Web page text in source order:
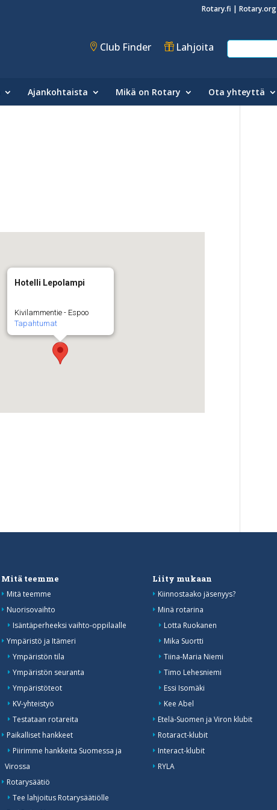
Rotary.fi | Rotary.org
Club Finder Lahjoita
Ajankohtaista Mikä on Rotary Ota yhteyttä
Hotelli Lepolampi
Kivilammentie - Espoo
Tapahtumat
Mitä teemme
Mitä teemme
Nuorisovaihto
Isäntäperheeksi vaihto-oppilaalle
Ympäristö ja Itämeri
Ympäristön tila
Ympäristön seuranta
Ympäristöteot
KV-yhteistyö
Testataan rotareita
Paikalliset hankkeet
Piirimme hankkeita Suomessa ja
Virossa
Rotarysäätiö
Tee lahjoitus Rotarysäätiölle
Liity mukaan
Kiinnostaako jäsenyys?
Minä rotarina
Lotta Ruokanen
Mika Suortti
Tiina-Maria Niemi
Timo Lehesniemi
Essi Isomäki
Kee Abel
Etelä-Suomen ja Viron klubit
Rotaract-klubit
Interact-klubit
RYLA